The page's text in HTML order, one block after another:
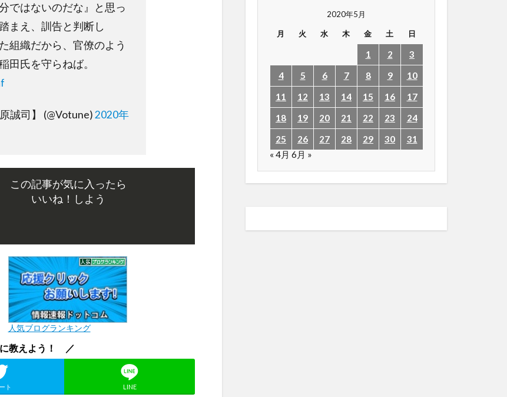
ではないのだな』と思っ
まえ、訓告と判断し
織だから、官僚のよう
田氏を守らねば。
誠司】 (@Votune)2020年
この記事が気に入ったら
いいね！しよう
人気ブログランキング
教えよう！ ／
ト LINE
2020年5月
月 火 水 木 金 土 日
1 2
3
4
5 6 7 8 9
10
11
12 13 14 15 16
17
18
19 20 21 22 23
24
25
26 27 28 29 30
31
« 4月 6月 »